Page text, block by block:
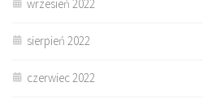
wrzesień 2022
sierpień 2022
czerwiec 2022